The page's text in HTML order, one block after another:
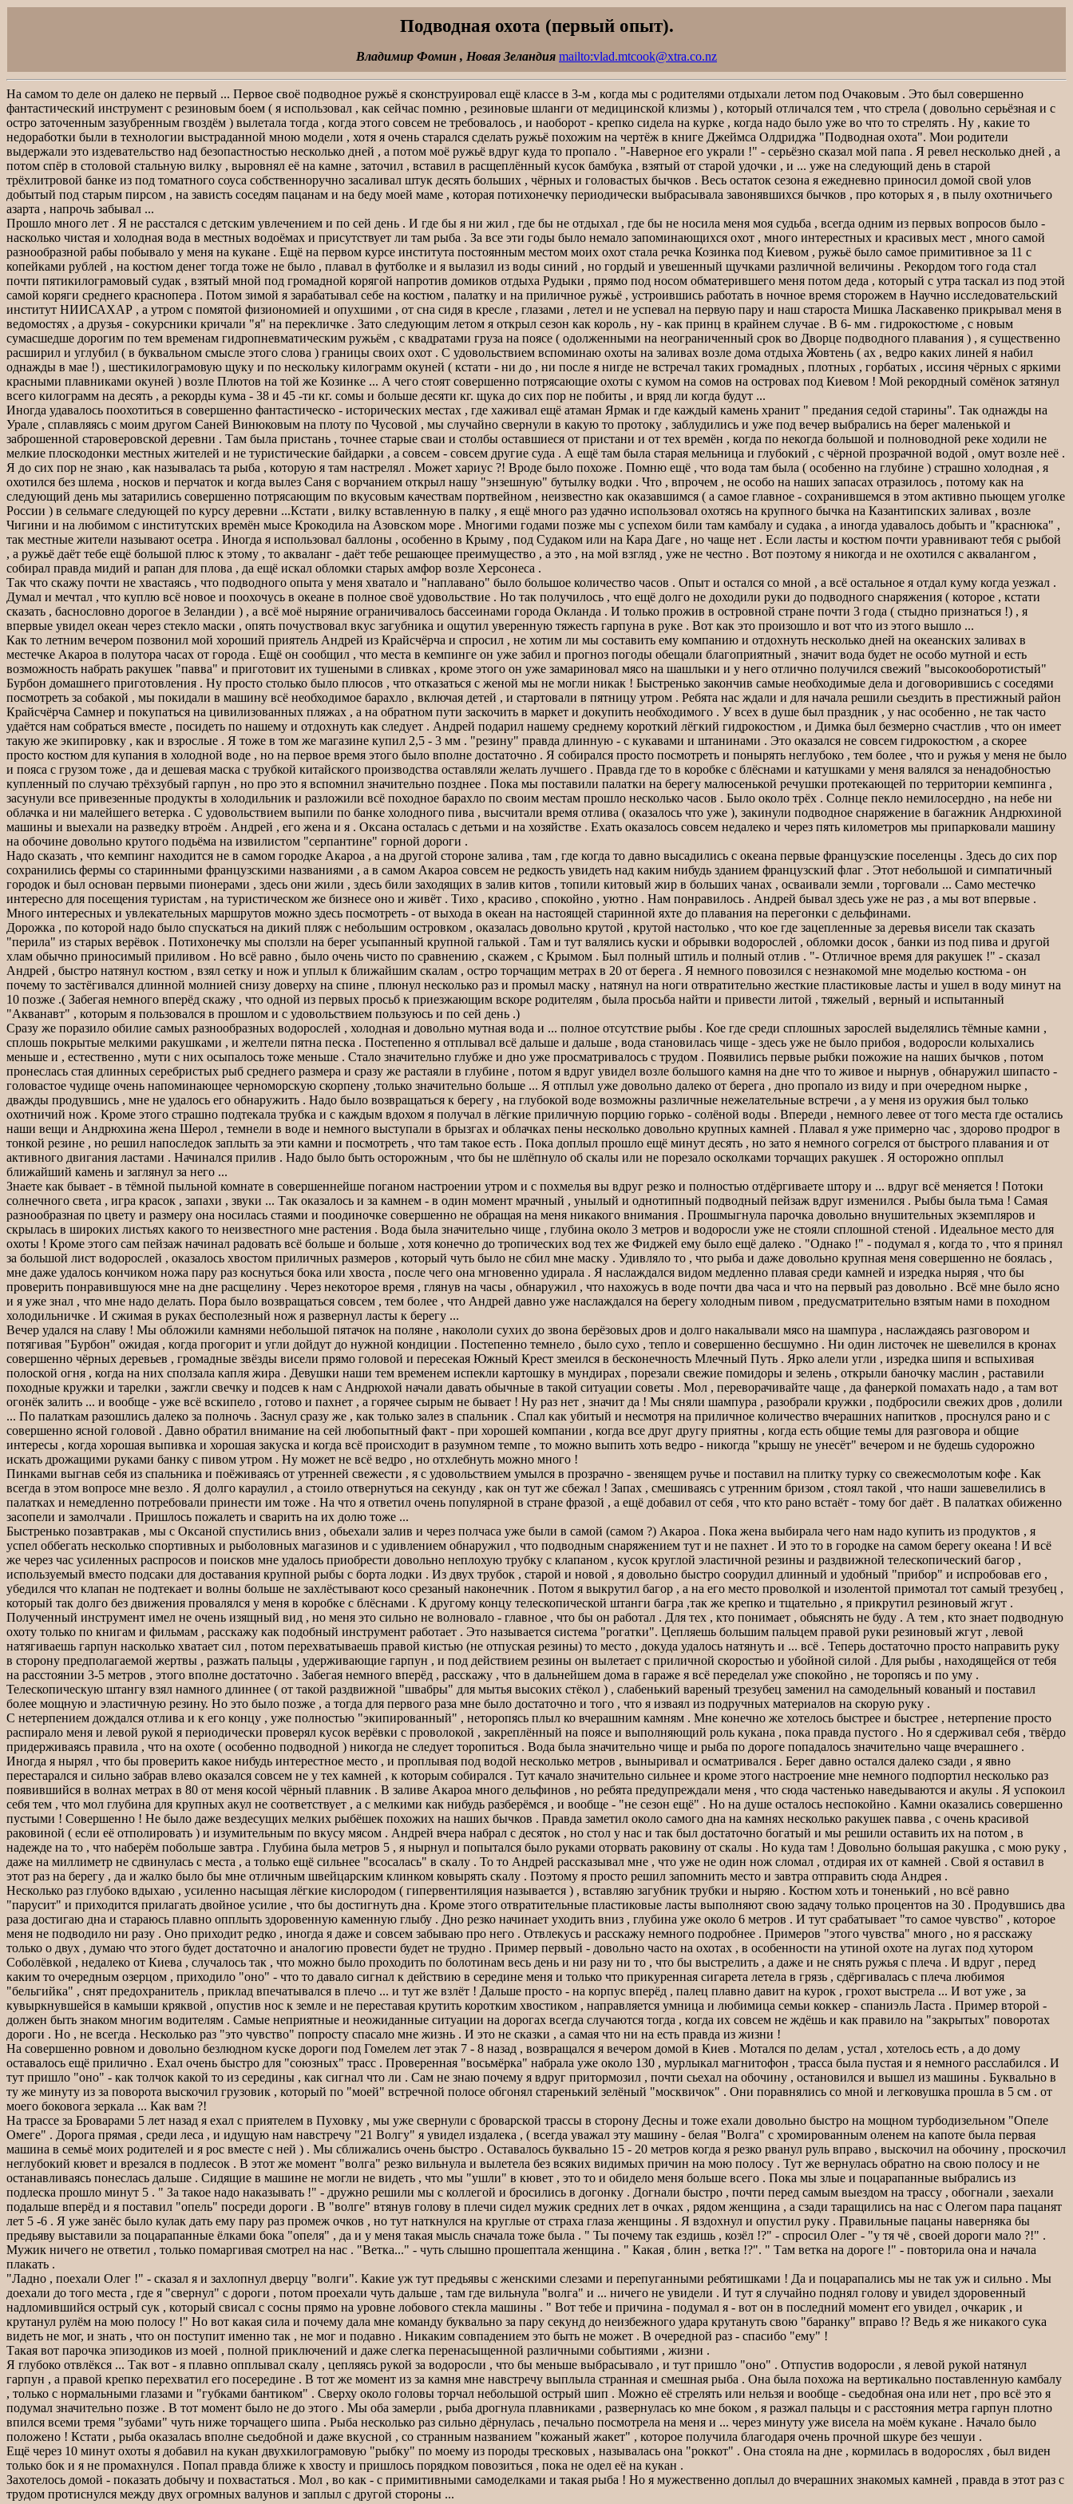
Подводная охота (первый опыт).
Владимир Фомин , Новая Зеландия mailto:vlad.mtcook@xtra.co.nz
На самом то деле он далеко не первый ... Первое своё подводное ружьё я сконструировал ещё классе в 3-м , когда мы с родителями отдыхали летом под Очаковым . Это был совершенно
фантастический инструмент с резиновым боем ( я использовал , как сейчас помню , резиновые шланги от медицинской клизмы ) , который отличался тем , что стрела ( довольно серьёзная и с
остро заточенным зазубренным гвоздём ) вылетала тогда , когда этого совсем не требовалось , и наоборот - крепко сидела на курке , когда надо было уже во что то стрелять . Ну , какие то
недоработки были в технологии выстраданной мною модели , хотя я очень старался сделать ружьё похожим на чертёж в книге Джеймса Олдриджа "Подводная охота". Мои родители
выдержали это издевательство над безопастностью несколько дней , а потом моё ружьё вдруг куда то пропало . "-Наверное его украли !" - серьёзно сказал мой папа . Я ревел несколько дней , а
потом спёр в столовой стальную вилку , выровнял её на камне , заточил , вставил в расщеплённый кусок бамбука , взятый от старой удочки , и ... уже на следующий день в старой
трёхлитровой банке из под томатного соуса собственноручно засаливал штук десять больших , чёрных и головастых бычков . Весь остаток сезона я ежедневно приносил домой свой улов
добытый под старым пирсом , на зависть соседям пацанам и на беду моей маме , которая потихонечку периодически выбрасывала завонявшихся бычков , про которых я , в пылу охотничьего
азарта , напрочь забывал ...
Прошло много лет . Я не расстался с детским увлечением и по сей день . И где бы я ни жил , где бы не отдыхал , где бы не носила меня моя судьба , всегда одним из первых вопросов было -
насколько чистая и холодная вода в местных водоёмах и присутствует ли там рыба . За все эти годы было немало запоминающихся охот , много интерестных и красивых мест , много самой
разнообразной рабы побывало у меня на кукане . Ещё на первом курсе института постоянным местом моих охот стала речка Козинка под Киевом , ружьё было самое примитивное за 11 с
копейками рублей , на костюм денег тогда тоже не было , плавал в футболке и я вылазил из воды синий , но гордый и увешенный щучками различной величины . Рекордом того года стал
почти пятикилограмовый судак , взятый мной под громадной корягой напротив домиков отдыха Рудыки , прямо под носом обматерившего меня потом деда , который с утра таскал из под этой
самой коряги среднего краснопера . Потом зимой я зарабатывал себе на костюм , палатку и на приличное ружьё , устроившись работать в ночное время сторожем в Научно исследовательский
институт НИИСАХАР , а утром с помятой физиономией и опухшими , от сна сидя в кресле , глазами , летел и не успевал на первую пару и наш староста Мишка Ласкавенко прикрывал меня в
ведомостях , а друзья - сокурсники кричали "я" на перекличке . Зато следующим летом я открыл сезон как король , ну - как принц в крайнем случае . В 6- мм . гидрокостюме , с новым
сумасшедше дорогим по тем временам гидропневматическим ружьём , с квадратами груза на поясе ( одолженными на неограниченный срок во Дворце подводного плавания ) , я существенно
расширил и углубил ( в буквальном смысле этого слова ) границы своих охот . С удовольствием вспоминаю охоты на заливах возле дома отдыха Жовтень ( ах , ведро каких линей я набил
однажды в мае !) , шестикилограмовую щуку и по нескольку килограмм окуней ( кстати - ни до , ни после я нигде не встречал таких громадных , плотных , горбатых , иссиня чёрных с яркими
красными плавниками окуней ) возле Плютов на той же Козинке ... А чего стоят совершенно потрясающие охоты с кумом на сомов на островах под Киевом ! Мой рекордный сомёнок затянул
всего килограмм на десять , а рекорды кума - 38 и 45 -ти кг. сомы и больше десяти кг. щука до сих пор не побиты , и вряд ли когда будут ...
Иногда удавалось поохотиться в совершенно фантастическо - исторических местах , где хаживал ещё атаман Ярмак и где каждый камень хранит " предания седой старины". Так однажды на
Урале , сплавляясь с моим другом Саней Винюковым на плоту по Чусовой , мы случайно свернули в какую то протоку , заблудились и уже под вечер выбрались на берег маленькой и
заброшенной староверовской деревни . Там была пристань , точнее старые сваи и столбы оставшиеся от пристани и от тех времён , когда по некогда большой и полноводной реке ходили не
мелкие плоскодонки местных жителей и не туристические байдарки , а совсем - совсем другие суда . А ещё там была старая мельница и глубокий , с чёрной прозрачной водой , омут возле неё .
Я до сих пор не знаю , как называлась та рыба , которую я там настрелял . Может хариус ?! Вроде было похоже . Помню ещё , что вода там была ( особенно на глубине ) страшно холодная , я
охотился без шлема , носков и перчаток и когда вылез Саня с ворчанием открыл нашу "энзешную" бутылку водки . Что , впрочем , не особо на наших запасах отразилось , потому как на
следующий день мы затарились совершенно потрясающим по вкусовым качествам портвейном , неизвестно как оказавшимся ( а самое главное - сохранившемся в этом активно пьющем уголке
России ) в сельмаге следующей по курсу деревни ...Кстати , вилку вставленную в палку , я ещё много раз удачно использовал охотясь на крупного бычка на Казантипских заливах , возле
Чигини и на любимом с институтских времён мысе Крокодила на Азовском море . Многими годами позже мы с успехом били там камбалу и судака , а иногда удавалось добыть и "краснюка" ,
так местные жители называют осетра . Иногда я использовал баллоны , особенно в Крыму , под Судаком или на Кара Даге , но чаще нет . Если ласты и костюм почти уравнивают тебя с рыбой
, а ружьё даёт тебе ещё большой плюс к этому , то акваланг - даёт тебе решающее преимущество , а это , на мой взгляд , уже не честно . Вот поэтому я никогда и не охотился с аквалангом ,
собирал правда мидий и рапан для плова , да ещё искал обломки старых амфор возле Херсонеса .
Так что скажу почти не хвастаясь , что подводного опыта у меня хватало и "наплавано" было большое количество часов . Опыт и остался со мной , а всё остальное я отдал куму когда уезжал .
Думал и мечтал , что куплю всё новое и поохочусь в океане в полное своё удовольствие . Но так получилось , что ещё долго не доходили руки до подводного снаряжения ( которое , кстати
сказать , баснословно дорогое в Зеландии ) , а всё моё ныряние ограничивалось бассеинами города Окланда . И только прожив в островной стране почти 3 года ( стыдно признаться !) , я
впервые увидел океан через стекло маски , опять почуствовал вкус загубника и ощутил уверенную тяжесть гарпуна в руке . Вот как это произошло и вот что из этого вышло ...
Как то летним вечером позвонил мой хороший приятель Андрей из Крайсчёрча и спросил , не хотим ли мы составить ему компанию и отдохнуть несколько дней на океанских заливах в
местечке Акароа в полутора часах от города . Ещё он сообщил , что места в кемпинге он уже забил и прогноз погоды обещали благоприятный , значит вода будет не особо мутной и есть
возможность набрать ракушек "павва" и приготовит их тушеными в сливках , кроме этого он уже замариновал мясо на шашлыки и у него отлично получился свежий "высокооборотистый"
Бурбон домашнего приготовления . Ну просто столько было плюсов , что отказаться с женой мы не могли никак ! Быстренько закончив самые необходимые дела и договорившись с соседями
посмотреть за собакой , мы покидали в машину всё необходимое барахло , включая детей , и стартовали в пятницу утром . Ребята нас ждали и для начала решили сьездить в престижный район
Крайсчёрча Самнер и покупаться на цивилизованных пляжах , а на обратном пути заскочить в маркет и докупить необходимого . У всех в душе был праздник , у нас особенно , не так часто
удаётся нам собраться вместе , посидеть по нашему и отдохнуть как следует . Андрей подарил нашему среднему короткий лёгкий гидрокостюм , и Димка был безмерно счастлив , что он имеет
такую же экипировку , как и взрослые . Я тоже в том же магазине купил 2,5 - 3 мм . "резину" правда длинную - с кукавами и штанинами . Это оказался не совсем гидрокостюм , а скорее
просто костюм для купания в холодной воде , но на первое время этого было вполне достаточно . Я собирался просто посмотреть и понырять неглубоко , тем более , что и ружья у меня не было
и пояса с грузом тоже , да и дешевая маска с трубкой китайского производства оставляли желать лучшего . Правда где то в коробке с блёснами и катушками у меня валялся за ненадобностью
купленный по случаю трёхзубый гарпун , но про это я вспомнил значительно позднее . Пока мы поставили палатки на берегу малюсенькой речушки протекающей по территории кемпинга ,
засунули все привезенные продукты в холодильник и разложили всё походное барахло по своим местам прошло несколько часов . Было около трёх . Солнце пекло немилосердно , на небе ни
облачка и ни малейшего ветерка . С удовольствием выпили по банке холодного пива , высчитали время отлива ( оказалось что уже ), закинули подводное снаряжение в багажник Андрюхиной
машины и выехали на разведку втроём . Андрей , его жена и я . Оксана осталась с детьми и на хозяйстве . Ехать оказалось совсем недалеко и через пять километров мы припарковали машину
на обочине довольно крутого подьёма на извилистом "серпантине" горной дороги .
Надо сказать , что кемпинг находится не в самом городке Акароа , а на другой стороне залива , там , где когда то давно высадились с океана первые французские поселенцы . Здесь до сих пор
сохранились фермы со старинными французскими названиями , а в самом Акароа совсем не редкость увидеть над каким нибудь зданием французский флаг . Этот небольшой и симпатичный
городок и был основан первыми пионерами , здесь они жили , здесь били заходящих в залив китов , топили китовый жир в больших чанах , осваивали земли , торговали ... Само местечко
интересно для посещения туристам , на туристическом же бизнесе оно и живёт . Тихо , красиво , спокойно , уютно . Нам понравилось . Андрей бывал здесь уже не раз , а мы вот впервые .
Много интересных и увлекательных маршрутов можно здесь посмотреть - от выхода в океан на настоящей старинной яхте до плавания на перегонки с дельфинами.
Дорожка , по которой надо было спускаться на дикий пляж с небольшим островком , оказалась довольно крутой , крутой настолько , что кое где зацепленные за деревья висели так сказать
"перила" из старых верёвок . Потихонечку мы сползли на берег усыпанный крупной галькой . Там и тут валялись куски и обрывки водорослей , обломки досок , банки из под пива и другой
хлам обычно приносимый приливом . Но всё равно , было очень чисто по сравнению , скажем , с Крымом . Был полный штиль и полный отлив . "- Отличное время для ракушек !" - сказал
Андрей , быстро натянул костюм , взял сетку и нож и уплыл к ближайшим скалам , остро торчащим метрах в 20 от берега . Я немного повозился с незнакомой мне моделью костюма - он
почему то застёгивался длинной молнией снизу доверху на спине , плюнул несколько раз и промыл маску , натянул на ноги отвратительно жесткие пластиковые ласты и ушел в воду минут на
10 позже .( Забегая немного вперёд скажу , что одной из первых просьб к приезжающим вскоре родителям , была просьба найти и привести литой , тяжелый , верный и испытанный
"Акванавт" , которым я пользовался в прошлом и с удовольствием пользуюсь и по сей день .)
Сразу же поразило обилие самых разнообразных водорослей , холодная и довольно мутная вода и ... полное отсутствие рыбы . Кое где среди сплошных зарослей выделялись тёмные камни ,
сплошь покрытые мелкими ракушками , и желтели пятна песка . Постепенно я отплывал всё дальше и дальше , вода становилась чище - здесь уже не было прибоя , водоросли колыхались
меньше и , естественно , мути с них осыпалось тоже меньше . Стало значительно глубже и дно уже просматривалось с трудом . Появились первые рыбки пожожие на наших бычков , потом
пронеслась стая длинных серебристых рыб среднего размера и сразу же растаяли в глубине , потом я вдруг увидел возле большого камня на дне что то живое и нырнув , обнаружил шипасто -
головастое чудище очень напоминающее черноморскую скорпену ,только значительно больше ... Я отплыл уже довольно далеко от берега , дно пропало из виду и при очередном нырке ,
дважды продувшись , мне не удалось его обнаружить . Надо было возвращаться к берегу , на глубокой воде возможны различные нежелательные встречи , а у меня из оружия был только
охотничий нож . Кроме этого страшно подтекала трубка и с каждым вдохом я получал в лёгкие приличную порцию горько - солёной воды . Впереди , немного левее от того места где остались
наши вещи и Андрюхина жена Шерол , темнели в воде и немного выступали в брызгах и облачках пены несколько довольно крупных камней . Плавал я уже примерно час , здорово продрог в
тонкой резине , но решил напоследок заплыть за эти камни и посмотреть , что там такое есть . Пока доплыл прошло ещё минут десять , но зато я немного согрелся от быстрого плавания и от
активного двигания ластами . Начинался прилив . Надо было быть осторожным , что бы не шлёпнуло об скалы или не порезало осколками торчащих ракушек . Я осторожно опплыл
ближайший камень и заглянул за него ...
Знаете как бывает - в тёмной пыльной комнате в совершеннейше поганом настроении утром и с похмелья вы вдруг резко и полностью отдёргиваете штору и ... вдруг всё меняется ! Потоки
солнечного света , игра красок , запахи , звуки ... Так оказалось и за камнем - в один момент мрачный , унылый и однотипный подводный пейзаж вдруг изменился . Рыбы была тьма ! Самая
разнообразная по цвету и размеру она носилась стаями и поодиночке совершенно не обращая на меня никакого внимания . Прошмыгнула парочка довольно внушительных экземпляров и
скрылась в широких листьях какого то неизвестного мне растения . Вода была значительно чище , глубина около 3 метров и водоросли уже не стояли сплошной стеной . Идеальное место для
охоты ! Кроме этого сам пейзаж начинал радовать всё больше и больше , хотя конечно до тропических вод тех же Фиджей ему было ещё далеко . "Однако !" - подумал я , когда то , что я принял
за большой лист водорослей , оказалось хвостом приличных размеров , который чуть было не сбил мне маску . Удивляло то , что рыба и даже довольно крупная меня совершенно не боялась ,
мне даже удалось кончиком ножа пару раз коснуться бока или хвоста , после чего она мгновенно удирала . Я наслаждался видом медленно плавая среди камней и изредка ныряя , что бы
проверить понравившуюся мне на дне расщелину . Через некоторое время , глянув на часы , обнаружил , что нахожусь в воде почти два часа и что на первый раз довольно . Всё мне было ясно
и я уже знал , что мне надо делать. Пора было возвращаться совсем , тем более , что Андрей давно уже наслаждался на берегу холодным пивом , предусматрительно взятым нами в походном
холодильничке . И сжимая в руках бесполезный нож я развернул ласты к берегу ...
Вечер удался на славу ! Мы обложили камнями небольшой пятачок на поляне , накололи сухих до звона берёзовых дров и долго накалывали мясо на шампура , наслаждаясь разговором и
потягивая "Бурбон" ожидая , когда прогорит и угли дойдут до нужной кондиции . Постепенно темнело , было сухо , тепло и совершенно бесшумно . Ни один листочек не шевелился в кронах
совершенно чёрных деревьев , громадные звёзды висели прямо головой и пересекая Южный Крест змеился в бесконечность Млечный Путь . Ярко алели угли , изредка шипя и вспыхивая
полоской огня , когда на них сползала капля жира . Девушки наши тем временем испекли картошку в мундирах , порезали свежие помидоры и зелень , открыли баночку маслин , раставили
походные кружки и тарелки , зажгли свечку и подсев к нам с Андрюхой начали давать обычные в такой ситуации советы . Мол , переворачивайте чаще , да фанеркой помахать надо , а там вот
огонёк залить ... и вообще - уже всё вскипело , готово и пахнет , а горячее сырым не бывает ! Ну раз нет , значит да ! Мы сняли шампура , разобрали кружки , подбросили свежих дров , долили
... По палаткам разошлись далеко за полночь . Заснул сразу же , как только залез в спальник . Спал как убитый и несмотря на приличное количество вчерашних напитков , проснулся рано и с
совершенно ясной головой . Давно обратил внимание на сей любопытный факт - при хорошей компании , когда все друг другу приятны , когда есть общие темы для разговора и общие
интересы , когда хорошая выпивка и хорошая закуска и когда всё происходит в разумном темпе , то можно выпить хоть ведро - никогда "крышу не унесёт" вечером и не будешь судорожно
искать дрожащими руками банку с пивом утром . Ну может не всё ведро , но отхлебнуть можно много !
Пинками выгнав себя из спальника и поёживаясь от утренней свежести , я с удовольствием умылся в прозрачно - звенящем ручье и поставил на плитку турку со свежесмолотым кофе . Как
всегда в этом вопросе мне везло . Я долго караулил , а стоило отвернуться на секунду , как он тут же сбежал ! Запах , смешиваясь с утренним бризом , стоял такой , что наши зашевелились в
палатках и немедленно потребовали принести им тоже . На что я ответил очень популярной в стране фразой , а ещё добавил от себя , что кто рано встаёт - тому бог даёт . В палатках обиженно
засопели и замолчали . Пришлось пожалеть и сварить на их долю тоже ...
Быстренько позавтракав , мы с Оксаной спустились вниз , обьехали залив и через полчаса уже были в самой (самом ?) Акароа . Пока жена выбирала чего нам надо купить из продуктов , я
успел оббегать несколько спортивных и рыболовных магазинов и с удивлением обнаружил , что подводным снаряжением тут и не пахнет . И это то в городке на самом берегу океана ! И всё
же через час усиленных распросов и поисков мне удалось приобрести довольно неплохую трубку с клапаном , кусок круглой эластичной резины и раздвижной телескопический багор ,
используемый вместо подсаки для доставания крупной рыбы с борта лодки . Из двух трубок , старой и новой , я довольно быстро соорудил длинный и удобный "прибор" и испробовав его ,
убедился что клапан не подтекает и волны больше не захлёстывают косо срезаный наконечник . Потом я выкрутил багор , а на его место проволкой и изолентой примотал тот самый трезубец ,
который так долго без движения провалялся у меня в коробке с блёснами . К другому концу телескопической штанги багра ,так же крепко и тщательно , я прикрутил резиновый жгут .
Полученный инструмент имел не очень изящный вид , но меня это сильно не волновало - главное , что бы он работал . Для тех , кто понимает , обьяснять не буду . А тем , кто знает подводную
охоту только по книгам и фильмам , расскажу как подобный инструмент работает . Это называется система "рогатки". Цепляешь большим пальцем правой руки резиновый жгут , левой
натягиваешь гарпун насколько хватает сил , потом перехватываешь правой кистью (не отпуская резины) то место , докуда удалось натянуть и ... всё . Теперь достаточно просто направить руку
в сторону предполагаемой жертвы , разжать пальцы , удерживающие гарпун , и под действием резины он вылетает с приличной скоростью и убойной силой . Для рыбы , находящейся от тебя
на расстоянии 3-5 метров , этого вполне достаточно . Забегая немного вперёд , расскажу , что в дальнейшем дома в гараже я всё переделал уже спокойно , не торопясь и по уму .
Телескопическую штангу взял намного длиннее ( от такой раздвижной "швабры" для мытья высоких стёкол ) , слабенький вареный трезубец заменил на самодельный кованый и поставил
более мощную и эластичную резину. Но это было позже , а тогда для первого раза мне было достаточно и того , что я изваял из подручных материалов на скорую руку .
С нетерпением дождался отлива и к его концу , уже полностью "экипированный" , неторопясь плыл ко вчерашним камням . Мне конечно же хотелось быстрее и быстрее , нетерпение просто
распирало меня и левой рукой я периодически проверял кусок верёвки с проволокой , закреплённый на поясе и выполняющий роль кукана , пока правда пустого . Но я сдерживал себя , твёрдо
придерживаясь правила , что на охоте ( особенно подводной ) никогда не следует торопиться . Вода была значительно чище и рыба по дороге попадалось значительно чаще вчерашнего .
Иногда я нырял , что бы проверить какое нибудь интерестное место , и проплывая под водой несколько метров , выныривал и осматривался . Берег давно остался далеко сзади , я явно
перестарался и сильно забрав влево оказался совсем не у тех камней , к которым собирался . Тут качало значительно сильнее и кроме этого настроение мне немного подпортил несколько раз
появившийся в волнах метрах в 80 от меня косой чёрный плавник . В заливе Акароа много дельфинов , но ребята предупреждали меня , что сюда частенько наведываются и акулы . Я успокоил
себя тем , что мол глубина для крупных акул не соответствует , а с мелкими как нибудь разберёмся , и вообще - "не сезон ещё" . Но на душе осталось неспокойно . Камни оказались совершенно
пустыми ! Совершенно ! Не было даже вездесущих мелких рыбёшек похожих на наших бычков . Правда заметил около самого дна на камнях несколько ракушек павва , с очень красивой
раковиной ( если её отполировать ) и изумительным по вкусу мясом . Андрей вчера набрал с десяток , но стол у нас и так был достаточно богатый и мы решили оставить их на потом , в
надежде на то , что наберём побольше завтра . Глубина была метров 5 , я нырнул и попытался было руками оторвать раковину от скалы . Но куда там ! Довольно большая ракушка , с мою руку ,
даже на миллиметр не сдвинулась с места , а только ещё сильнее "всосалась" в скалу . То то Андрей рассказывал мне , что уже не один нож сломал , отдирая их от камней . Свой я оставил в
этот раз на берегу , да и жалко было бы мне отличным швейцарским клинком ковырять скалу . Поэтому я просто решил запомнить место и завтра отправить сюда Андрея .
Несколько раз глубоко вдыхаю , усиленно насыщая лёгкие кислородом ( гипервентиляция называется ) , вставляю загубник трубки и ныряю . Костюм хоть и тоненький , но всё равно
"парусит" и приходится прилагать двойное усилие , что бы достигнуть дна . Кроме этого отвратительные пластиковые ласты выполняют свою задачу только процентов на 30 . Продувшись два
раза достигаю дна и стараюсь плавно опплыть здоровенную каменную глыбу . Дно резко начинает уходить вниз , глубина уже около 6 метров . И тут срабатывает "то самое чувство" , которое
меня не подводило ни разу . Оно приходит редко , иногда я даже и совсем забываю про него . Отвлекусь и расскажу немного подробнее . Примеров "этого чувства" много , но я расскажу
только о двух , думаю что этого будет достаточно и аналогию провести будет не трудно . Пример первый - довольно часто на охотах , в особенности на утиной охоте на лугах под хутором
Соболёвкой , недалеко от Киева , случалось так , что можно было проходить по болотинам весь день и ни разу ни то , что бы выстрелить , а даже и не снять ружья с плеча . И вдруг , перед
каким то очередным озерцом , приходило "оно" - что то давало сигнал к действию в середине меня и только что прикуренная сигарета летела в грязь , сдёргивалась с плеча любимоя
"бельгийка" , снят предохранитель , приклад впечатывался в плечо ... и тут же взлёт ! Дальше просто - на корпус вперёд , палец плавно давит на курок , грохот выстрела ... И вот уже , за
кувыркнувшейся в камыши кряквой , опустив нос к земле и не переставая крутить коротким хвостиком , направляется умница и любимица семьи коккер - спаниэль Ласта . Пример второй -
должен быть знаком многим водителям . Самые неприятные и неожиданные ситуации на дорогах всегда случаются тогда , когда их совсем не ждёшь и как правило на "закрытых" поворотах
дороги . Но , не всегда . Несколько раз "это чувство" попросту спасало мне жизнь . И это не сказки , а самая что ни на есть правда из жизни !
На совершенно ровном и довольно безлюдном куске дороги под Гомелем лет этак 7 - 8 назад , возвращался я вечером домой в Киев . Мотался по делам , устал , хотелось есть , а до дому
оставалось ещё прилично . Ехал очень быстро для "союзных" трасс . Проверенная "восьмёрка" набрала уже около 130 , мурлыкал магнитофон , трасса была пустая и я немного расслабился . И
тут пришло "оно" - как толчок какой то из середины , как сигнал что ли . Сам не знаю почему я вдруг притормозил , почти сьехал на обочину , остановился и вышел из машины . Буквально в
ту же минуту из за поворота выскочил грузовик , который по "моей" встречной полосе обгонял старенький зелёный "москвичок" . Они поравнялись со мной и легковушка прошла в 5 см . от
моего боковога зеркала ... Как вам ?!
На трассе за Броварами 5 лет назад я ехал с приятелем в Пуховку , мы уже свернули с броварской трассы в сторону Десны и тоже ехали довольно быстро на мощном турбодизельном "Опеле
Омеге" . Дорога прямая , среди леса , и идущую нам навстречу "21 Волгу" я увидел издалека , ( всегда уважал эту машину - белая "Волга" с хромированным оленем на капоте была первая
машина в семьё моих родителей и я рос вместе с ней ) . Мы сближались очень быстро . Оставалось буквально 15 - 20 метров когда я резко рванул руль вправо , выскочил на обочину , проскочил
неглубокий кювет и врезался в подлесок . В этот же момент "волга" резко вильнула и вылетела без всяких видимых причин на мою полосу . Тут же вернулась обратно на свою полосу и не
останавливаясь понеслась дальше . Сидящие в машине не могли не видеть , что мы "ушли" в кювет , это то и обидело меня больше всего . Пока мы злые и поцарапанные выбрались из
подлеска прошло минут 5 . " За такое надо наказывать !" - дружно решили мы с коллегой и бросились в догонку . Догнали быстро , почти перед самым выездом на трассу , обогнали , заехали
подальше вперёд и я поставил "опель" посреди дороги . В "волге" втянув голову в плечи сидел мужик средних лет в очках , рядом женщина , а сзади таращились на нас с Олегом пара пацанят
лет 5 -6 . Я уже занёс было кулак дать ему пару раз промеж очков , но тут наткнулся на круглые от страха глаза женщины . Я вздохнул и опустил руку . Правильные пацаны наверняка бы
предьяву выставили за поцарапанные ёлками бока "опеля" , да и у меня такая мысль сначала тоже была . " Ты почему так ездишь , козёл !?" - спросил Олег - "у тя чё , своей дороги мало ?!" .
Мужик ничего не ответил , только помаргивая смотрел на нас . "Ветка..." - чуть слышно прошептала женщина . " Какая , блин , ветка !?". " Там ветка на дороге !" - повторила она и начала
плакать .
"Ладно , поехали Олег !" - сказал я и захлопнул дверцу "волги". Какие уж тут предьявы с женскими слезами и перепуганными ребятишками ! Да и поцарапались мы не так уж и сильно . Мы
доехали до того места , где я "свернул" с дороги , потом проехали чуть дальше , там где вильнула "волга" и ... ничего не увидели . И тут я случайно поднял голову и увидел здоровенный
надломившийся острый сук , который свисал с сосны прямо на уровне лобового стекла машины . " Вот тебе и причина - подумал я - вот он в последний момент его увидел , очкарик , и
крутанул рулём на мою полосу !" Но вот какая сила и почему дала мне команду буквально за пару секунд до неизбежного удара крутануть свою "баранку" вправо !? Ведь я же никакого сука
видеть не мог, и знать , что он поступит именно так , не мог и подавно . Никаким совпадением это быть не может . В очередной раз - спасибо "ему" !
Такая вот парочка эпизодиков из моей , полной приключений и даже слегка перенасыщенной различными событиями , жизни .
Я глубоко отвлёкся ... Так вот - я плавно опплывал скалу , цепляясь рукой за водоросли , что бы меньше выбрасывало , и тут пришло "оно" . Отпустив водоросли , я левой рукой натянул
гарпун , а правой крепко перехватил его посередине . В тот же момент из за камня мне навстречу выплыла странная и смешная рыба . Она была похожа на вертикально поставленную камбалу
, только с нормальными глазами и "губками бантиком" . Сверху около головы торчал небольшой острый шип . Можно её стрелять или нельзя и вообще - сьедобная она или нет , про всё это я
подумал значительно позже . В тот момент было не до этого . Мы оба замерли , рыба дрогнула плавниками , развернулась ко мне боком , я разжал пальцы и с расстояния метра гарпун плотно
впился всеми тремя "зубами" чуть ниже торчащего шипа . Рыба несколько раз сильно дёрнулась , печально посмотрела на меня и ... через минуту уже висела на моём кукане . Начало было
положено ! Кстати , рыба оказалась вполне сьедобной и даже вкусной , со странным названием "кожаный жакет" , которое получила благодаря очень прочной шкуре без чешуи .
Ещё через 10 минут охоты я добавил на кукан двухкилограмовую "рыбку" по моему из породы тресковых , называлась она "роккот" . Она стояла на дне , кормилась в водорослях , был виден
только бок и я не промахнулся . Попал правда ближе к хвосту и пришлось порядком повозиться , пока не одел её на кукан .
Захотелось домой - показать добычу и похвастаться . Мол , во как - с примитивными самоделками и такая рыба ! Но я мужественно доплыл до вчерашних знакомых камней , правда в этот раз с
трудом протиснулся между двух огромных валунов и заплыл с другой стороны ...